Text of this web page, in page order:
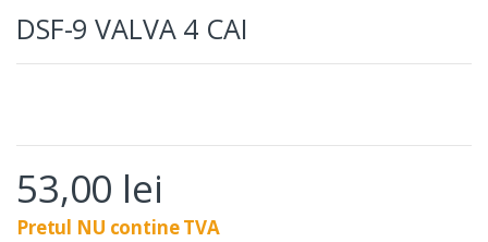
DSF-9 VALVA 4 CAI
53,00 lei
Pretul NU contine TVA